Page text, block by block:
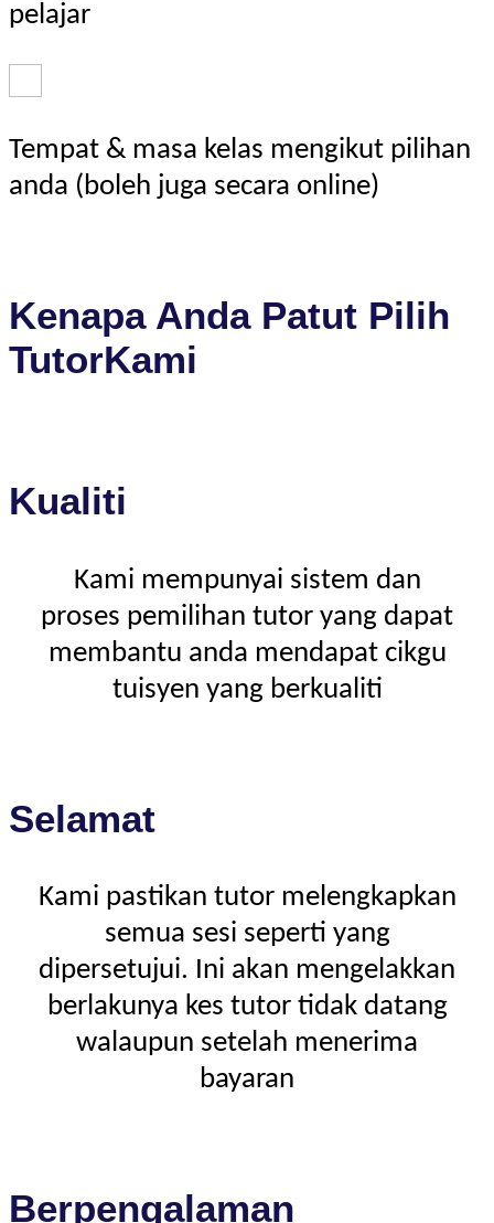
pelajar
Tempat & masa kelas mengikut pilihan
anda (boleh juga secara online)
Kenapa Anda Patut Pilih
TutorKami
Kualiti
Kami mempunyai sistem dan
proses pemilihan tutor yang dapat
membantu anda mendapat cikgu
tuisyen yang berkualiti
Selamat
Kami pastikan tutor melengkapkan
semua sesi seperti yang
dipersetujui. Ini akan mengelakkan
berlakunya kes tutor tidak datang
walaupun setelah menerima
bayaran
Berpengalaman